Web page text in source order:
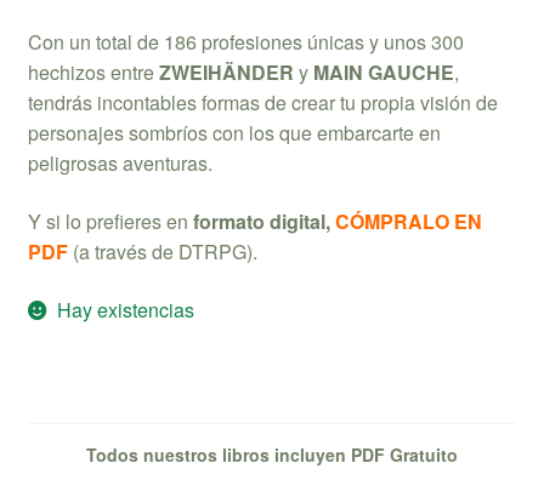
Con un total de 186 profesiones únicas y unos 300
hechizos entreZWEIHÄNDER y MAIN GAUCHE,
tendrás incontables formas de crear tu propia visión de
personajes sombríos con los que embarcarte en
peligrosas aventuras.
Y si lo prefieres en formato digital,CÓMPRALO EN
PDF(a través de DTRPG).
Hay existencias
Todos nuestros libros incluyen PDF Gratuito